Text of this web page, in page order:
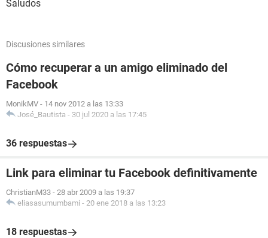
Saludos
Discusiones similares
Cómo recuperar a un amigo eliminado del
Facebook
MonikMV - 14 nov 2012 a las 13:33
José_Bautista - 30 jul 2020 a las 17:45
36 respuestas
Link para eliminar tu Facebook definitivamente
ChristianM33 - 28 abr 2009 a las 19:37
eliasasumumbami - 20 ene 2018 a las 13:23
18 respuestas